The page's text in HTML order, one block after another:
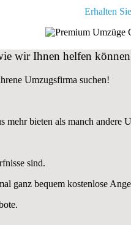
Erhalten
wir Ihnen helfen können
Umzugsfirma suchen!
bieten als manch andere
sind.
ganz bequem kostenlose